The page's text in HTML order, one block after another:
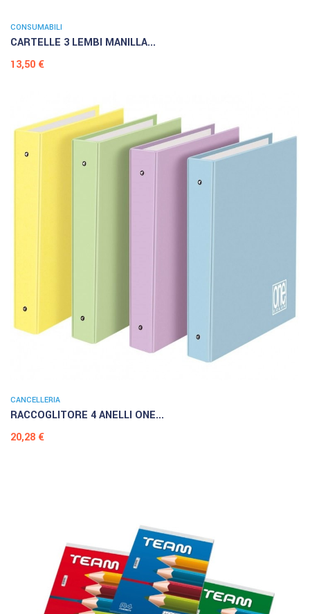
CONSUMABILI
CARTELLE 3 LEMBI MANILLA...
Prezzo
13,50 €
CANCELLERIA
RACCOGLITORE 4 ANELLI ONE...
Prezzo
20,28 €